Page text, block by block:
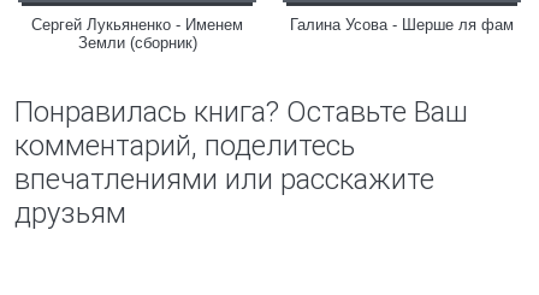
Сергей Лукьяненко - Именем
Земли (сборник)
Галина Усова - Шерше ля фам
Понравилась книга? Оставьте Ваш
комментарий, поделитесь
впечатлениями или расскажите
друзьям